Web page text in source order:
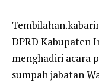
DPRD Kabupaten
menghadiri acara
sumpah jabatan